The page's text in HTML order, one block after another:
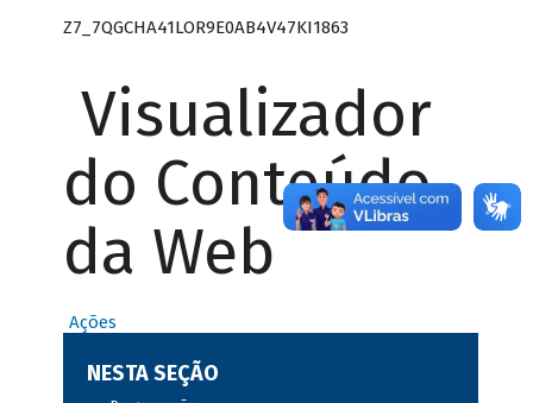
Z7_7QGCHA41LOR9E0AB4V47KI1863
Visualizador
do Conteúdo
da Web
Ações
NESTA SEÇÃO